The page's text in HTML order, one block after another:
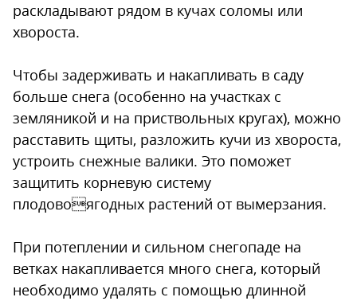
раскладывают рядом в кучах соломы или
хвороста.
Чтобы задерживать и накапливать в саду
больше снега (особенно на участках с
земляникой и на приствольных кругах), можно
расставить щиты, разложить кучи из хвороста,
устроить снежные валики. Это поможет
защитить корневую систему
плодовоягодных растений от вымерзания.
При потеплении и сильном снегопаде на
ветках накапливается много снега, который
необходимо удалять с помощью длинной